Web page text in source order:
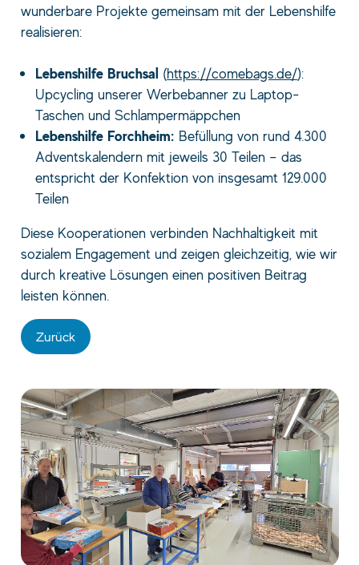
wunderbare Projekte gemeinsam mit der Lebenshilfe
realisieren:
Lebenshilfe Bruchsal (https://comebags.de/):
Upcycling unserer Werbebanner zu Laptop-
Taschen und Schlampermäppchen
Lebenshilfe Forchheim: Befüllung von rund 4.300
Adventskalendern mit jeweils 30 Teilen – das
entspricht der Konfektion von insgesamt 129.000
Teilen
Diese Kooperationen verbinden Nachhaltigkeit mit
sozialem Engagement und zeigen gleichzeitig, wie wir
durch kreative Lösungen einen positiven Beitrag
leisten können.
Zurück